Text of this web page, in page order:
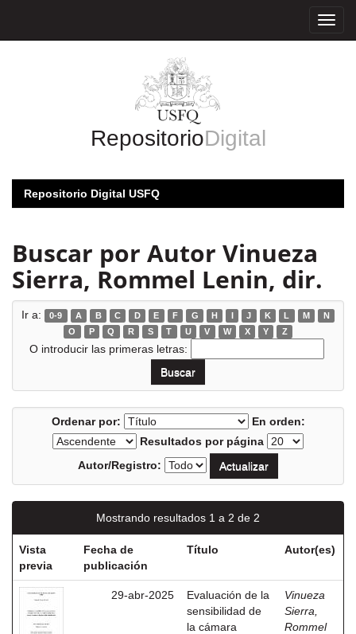
RepositorioDigital
Repositorio Digital USFQ
Buscar por Autor Vinueza
Sierra, Rommel Lenin, dir.
Ir a: 0-9 A B C D E F G H I J K L M
N
O
P Q R S T U V W X Y Z
O introducir las primeras letras:
Ordenar por:
En orden:
Resultados por página
Autor/Registro:
Mostrando resultados 1 a 2 de 2
Vista
previa
Fecha de
publicación
Título Autor(es)
29-abr-2025
Evaluación de la
sensibilidad de
la cámara
Vinueza
Sierra,
Rommel